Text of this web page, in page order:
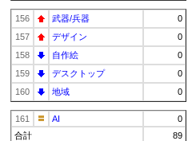
156 武器/兵器
0
157
デザイン
0
158
自作絵
0
159
デスクトップ
0
160
地域 0
161 AI
0
合計
89